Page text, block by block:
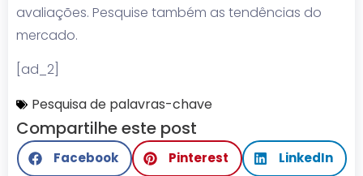
avaliações. Pesquise também as tendências do
mercado.
[ad_2]
Pesquisa de palavras-chave
Compartilhe este post
Facebook Pinterest LinkedIn